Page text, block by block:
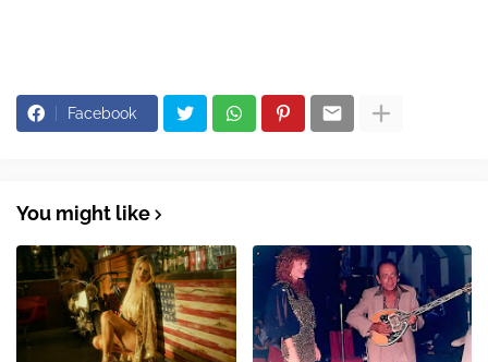
Facebook
You might like